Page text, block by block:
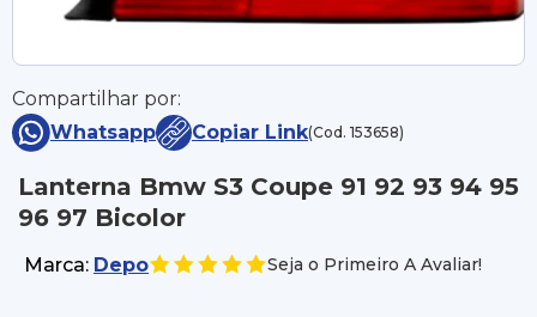
Compartilhar por:
Whatsapp
Copiar Link(Cod. 153658)
Lanterna Bmw S3 Coupe 91 92 93 94 95
96 97 Bicolor
Marca: Depo Seja o Primeiro A Avaliar!